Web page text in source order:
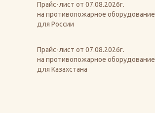
Прайс-лист от 07.08.2026г.
на противопожарное оборудование
для России
Прайс-лист от 07.08.2026г.
на противопожарное оборудование
для Казахстана